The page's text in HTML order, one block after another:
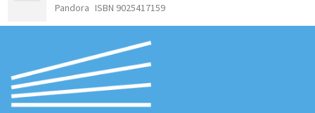
Pandora ISBN 9025417159